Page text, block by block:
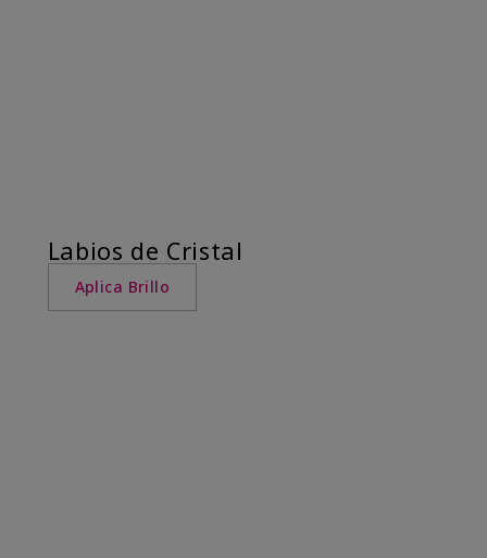
Labios de Cristal
Aplica Brillo